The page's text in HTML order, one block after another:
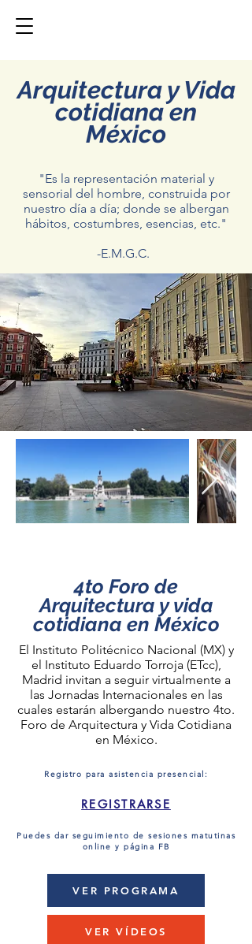
Arquitectura y Vida
cotidiana en
México
"Es la representación material y
sensorial del hombre, construida por
nuestro día a día; donde se albergan
hábitos, costumbres, esencias, etc."
-E.M.G.C.
4to Foro de
Arquitectura y vida
cotidiana en México
El Instituto Politécnico Nacional (MX) y
el Instituto Eduardo Torroja (ETcc),
Madrid invitan a seguir virtualmente a
las Jornadas Internacionales en las
cuales estarán albergando nuestro 4to.
Foro de Arquitectura y Vida Cotidiana
en México.
Registro para asistencia presencial:
Puedes dar seguimiento de sesiones matutinas
online y página FB
REGISTRARSE
VER PROGRAMA
VER VÍDEOS